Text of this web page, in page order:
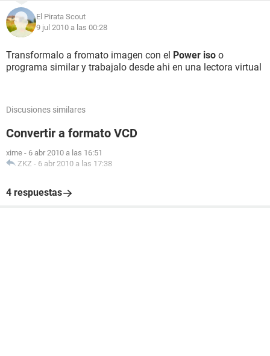
El Pirata Scout
9 jul 2010 a las 00:28
Transformalo a fromato imagen con el Power iso o
programa similar y trabajalo desde ahi en una lectora virtual
Discusiones similares
Convertir a formato VCD
xime - 6 abr 2010 a las 16:51
ZKZ - 6 abr 2010 a las 17:38
4 respuestas